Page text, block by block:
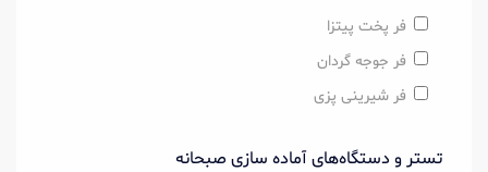
فر پخت پیتزا
فر جوجه گردان
فر شیرینی پزی
تستر و دستگاه‌های آماده سازی صبحانه